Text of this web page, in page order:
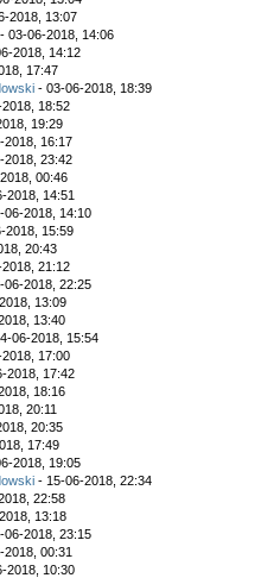
2018, 13:07
- 03-06-2018, 14:06
2018, 14:12
17:47
- 03-06-2018, 18:39
18:52
19:29
2018, 16:17
2018, 23:42
00:46
2018, 14:51
06-2018, 14:10
2018, 15:59
20:43
21:12
06-2018, 22:25
13:09
13:40
06-2018, 15:54
17:00
2018, 17:42
18:16
20:11
20:35
17:49
2018, 19:05
- 15-06-2018, 22:34
22:58
13:18
06-2018, 23:15
2018, 00:31
2018, 10:30